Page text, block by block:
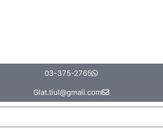
03-375-2765
Glat.tiul@gmail.com